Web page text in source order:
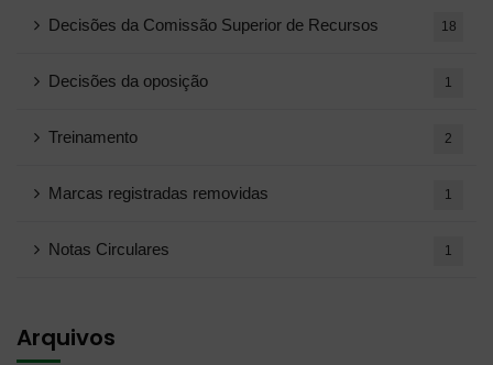
Decisões da Comissão Superior de Recursos 18
Decisões da oposição 1
Treinamento 2
Marcas registradas removidas 1
Notas Circulares 1
Arquivos